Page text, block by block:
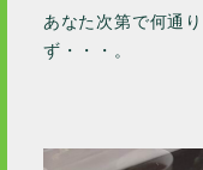
あなた次第で何通
ず・・・。